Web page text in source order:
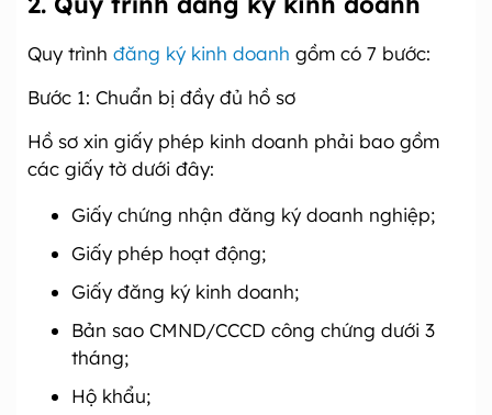
Quy trình đăng ký kinh doanh gồm có 7 bước:
Bước 1: Chuẩn bị đầy đủ hồ sơ
Hồ sơ xin giấy phép kinh doanh phải bao gồm
các giấy tờ dưới đây:
Giấy chứng nhận đăng ký doanh nghiệp;
Giấy phép hoạt động;
Giấy đăng ký kinh doanh;
Bản sao CMND/CCCD công chứng dưới 3
tháng;
Hộ khẩu;